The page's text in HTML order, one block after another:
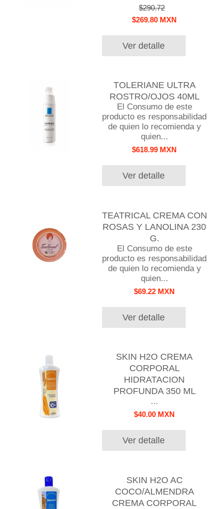
$290.72
$269.80 MXN
Ver detalle
TOLERIANE ULTRA
ROSTRO/OJOS 40ML
El Consumo de este
producto es responsabilidad
de quien lo recomienda y
quien...
$618.99 MXN
Ver detalle
TEATRICAL CREMA CON
ROSAS Y LANOLINA 230
G.
El Consumo de este
producto es responsabilidad
de quien lo recomienda y
quien...
$69.22 MXN
Ver detalle
SKIN H2O CREMA
CORPORAL
HIDRATACION
PROFUNDA 350 ML
...
$40.00 MXN
Ver detalle
SKIN H2O AC
COCO/ALMENDRA
CREMA CORPORAL